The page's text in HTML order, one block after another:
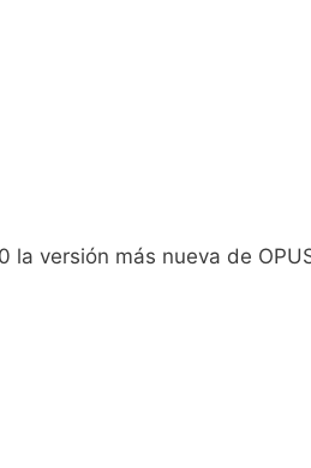
la versión más nueva de